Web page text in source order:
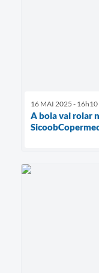
16 MAI 2025 - 16h10
A bola vai rolar